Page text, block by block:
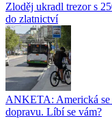
Zloděj ukradl trezor s
do zlatnictví
ANKETA: Americká se
dopravu. Líbí se vám?